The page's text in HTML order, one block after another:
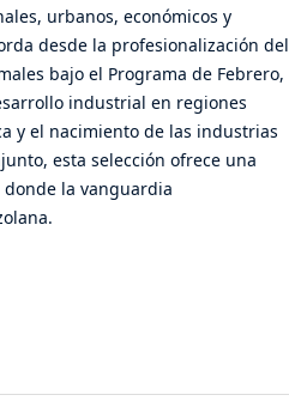
urbanos, económicos y
desde la profesionalización del
bajo el Programa de Febrero,
industrial en regiones
y el nacimiento de las industrias
esta selección ofrece una
la vanguardia